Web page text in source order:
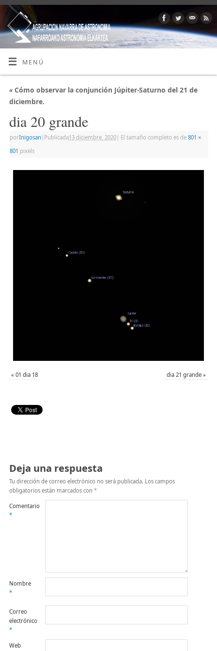
MENÚ
«Cómo observar la conjunción Júpiter-Saturno del 21 de
diciembre.
dia 20 grande
porInigosan Publicada13 diciembre, 2020| El tamaño completo es de 801 ×
801 pixels
« 01 dia 18 dia 21 grande »
Deja una respuesta
Tu dirección de correo electrónico no será publicada. Los campos
obligatorios están marcados con *
Comentario
*
Nombre
*
Correo
electrónico
*
Web